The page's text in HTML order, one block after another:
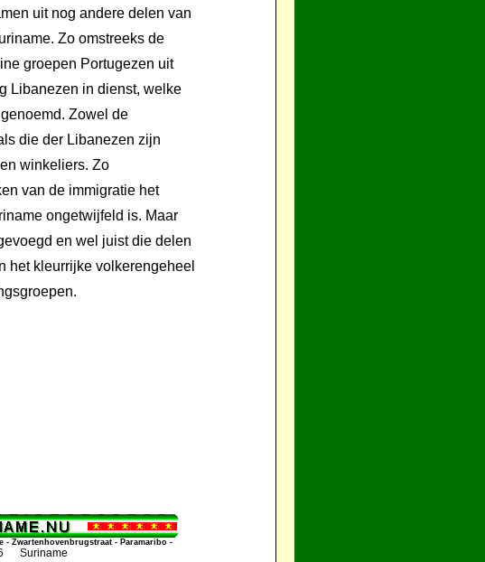
uit nog andere delen van
Zo omstreeks de
groepen Portugezen uit
Libanezen in dienst, welke
Zowel de
die der Libanezen zijn
winkeliers. Zo
van de immigratie het
ongetwijfeld is. Maar
en wel juist die delen
het kleurrijke volkerengeheel
- Zwartenhovenbrugstraat - Paramaribo -
Suriname